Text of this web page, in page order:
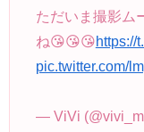
ただいま撮影ム
ね😘😘😘https://
pic.twitter.com/
— ViVi